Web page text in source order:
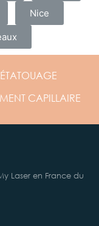
Nice
CAPILLAIRE
Laser en France du